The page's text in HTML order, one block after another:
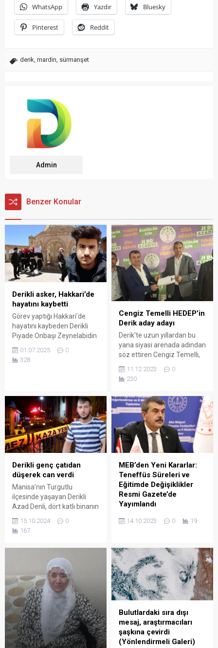
WhatsApp Yazdır Bluesky
Pinterest Reddit
derik mardin sürmanşet
Admin
Benzer Konular
Derikli asker, Hakkari’de
hayatını kaybetti
Görev yaptığı Hakkari’de
hayatını kaybeden Derikli
Piyade Onbaşı Zeynelabidin
toprağa verildi.
01.07.2025
0
328
Cengiz Temelli HEDEP’in
Derik aday adayı
Derik’te uzun yıllardan bu
yana siyasi arenada adından
söz ettiren Cengiz Temelli,
adayı oldu.
11.12.2023
0
230
Derikli genç çatıdan
düşerek can verdi
Manisa’nın Turgutlu
ilçesinde yaşayan Derikli
Azad Denli, dört katlı binanın
çatısından düşerek, feci
şekilde can verdi.
15.10.2024
0
167
MEB’den Yeni Kararlar:
Teneffüs Süreleri ve
Eğitimde Değişiklikler
Resmi Gazete’de
Yayımlandı
Milli Eğitim Bakanlığı, okul
öncesi eğitim ve
değişikliklere göre, artık
okullarda en az bir teneffüs
20 dakika olacak. Ayrıca
ders geçme puanları da
değişecek.
14.10.2023 0 19
Bulutlardaki sıra dışı
mesaj, araştırmacıları
şaşkına çevirdi
(Yönlendirmeli Galeri)